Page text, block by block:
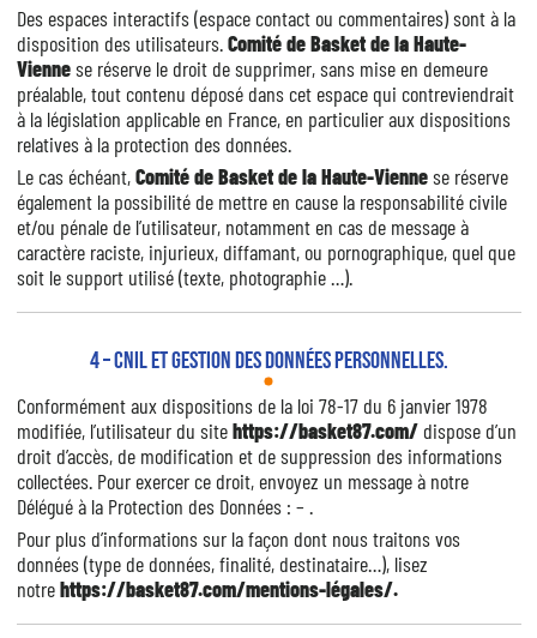
Des espaces interactifs (espace contact ou commentaires) sont à la
disposition des utilisateurs. Comité de Basket de la Haute-
Vienne se réserve le droit de supprimer, sans mise en demeure
préalable, tout contenu déposé dans cet espace qui contreviendrait
à la législation applicable en France, en particulier aux dispositions
relatives à la protection des données.
Le cas échéant, Comité de Basket de la Haute-Vienne se réserve
également la possibilité de mettre en cause la responsabilité civile
et/ou pénale de l’utilisateur, notamment en cas de message à
caractère raciste, injurieux, diffamant, ou pornographique, quel que
soit le support utilisé (texte, photographie …).
4 – CNIL et gestion des données personnelles.
Conformément aux dispositions de la loi 78-17 du 6 janvier 1978
modifiée, l’utilisateur du site https://basket87.com/ dispose d’un
droit d’accès, de modification et de suppression des informations
collectées. Pour exercer ce droit, envoyez un message à notre
Délégué à la Protection des Données : – .
Pour plus d’informations sur la façon dont nous traitons vos
données (type de données, finalité, destinataire…), lisez
notre https://basket87.com/mentions-légales/.